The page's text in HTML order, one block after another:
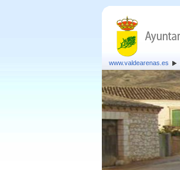
www.valdearenas.es